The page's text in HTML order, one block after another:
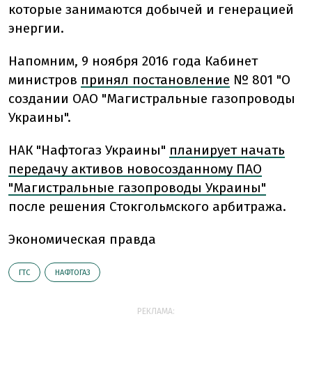
которые занимаются добычей и генерацией
энергии.
Напомним, 9 ноября 2016 года Кабинет
министров принял постановление № 801 "О
создании ОАО "Магистральные газопроводы
Украины".
НАК "Нафтогаз Украины" планирует начать
передачу активов новосозданному ПАО
"Магистральные газопроводы Украины"
после решения Стокгольмского арбитража.
Экономическая правда
ГТС НАФТОГАЗ
РЕКЛАМА: